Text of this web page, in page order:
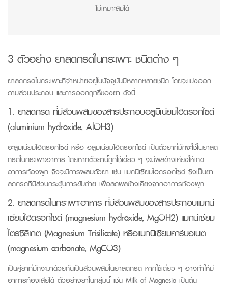
ไม่เหมาะสมได้
3 ตัวอย่าง ยาลดกรดในกระเพาะ ชนิดต่าง ๆ
ยาลดกรดในกระเพาะที่จำหน่ายอยู่ในปัจจุบันมีหลากหลายชนิด โดยจะแบ่งออก
ตามส่วนประกอบ และการออกฤทธิ์ของยา ดังนี้
1. ยาลดกรด ที่มีส่วนผสมของสารประกอบอลูมิเนียมไฮดรอกไซด์
(aluminium hydroxide, AlOH3)
อะลูมิเนียมไฮดรอกไซด์ หรือ อลูมิเนียมไฮดรอกไซด์ เป็นตัวยาที่มักจะใช้ในยาลด
กรดในกระเพาะอาหาร โดยหากตัวยานี้ถูกใช้เดี่ยว ๆ จะมีผลข้างเคียงให้เกิด
อาการท้องผูก จึงจะมีการผสมตัวยา เช่น แมกนีเซียมไฮดรอกไซด์ ซึ่งเป็นยา
ลดกรดที่มีส่วนกระตุ้นการขับถ่าย เพื่อลดผลข้างเคียงจากอาการท้องผูก
2. ยาลดกรดในกระเพาะอาหาร ที่มีส่วนผสมของสารประกอบแมกนี
เซียมไฮดรอกไซด์ (magnesium hydroxide, MgOH2) แมกนีเซียม
ไตรซิลิเกต (Magnesium Trisilicate) หรือแมกนีเซียมคาร์บอเนต
(magnesium carbonate, MgCO3)
เป็นคู่ยาที่มักจะมาด้วยกันเป็นส่วนผสมในยาลดกรด หากใช้เดี่ยว ๆ อาจทำให้มี
อาการท้องเสียได้ ตัวอย่างยาในกลุ่มนี้ เช่น Milk of Magnesia เป็นต้น